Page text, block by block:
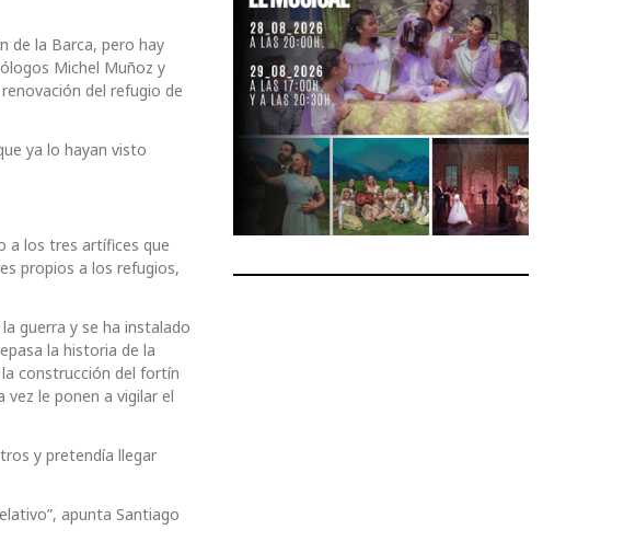
de la Barca, pero hay
Michel Muñoz y
del refugio de
ya lo hayan visto
a los tres artífices que
propios a los refugios,
guerra y se ha instalado
la historia de la
construcción del fortín
le ponen a vigilar el
y pretendía llegar
apunta Santiago